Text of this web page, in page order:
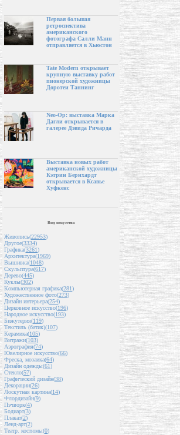
Первая большая
ретроспектива
американского
фотографа Салли Манн
отправляется в Хьюстон
Tate Modern открывает
крупную выставку работ
пионерской художницы
Доротеи Таннинг
Neo-Op: выставка Марка
Дагли открывается в
галерее Дэвида Ричарда
Выставка новых работ
американской художницы
Кэтрин Бернхардт
открывается в Ксавье
Хуфкенс
Вид искусства
Живопись(22953)
Другое(3334)
Графика(3261)
Архитектура(1969)
Вышивка(1048)
Скульптура(617)
Дерево(445)
Куклы(302)
Компьютерная графика(281)
Художественное фото(273)
Дизайн интерьера(254)
Церковное искусство(196)
Народное искусство(193)
Бижутерия(119)
Текстиль (батик)(107)
Керамика(105)
Витражи(103)
Аэрография(74)
Ювелирное искусство(66)
Фреска, мозаика(64)
Дизайн одежды(61)
Стекло(57)
Графический дизайн(38)
Декорации(26)
Лоскутная картина(14)
Флордизайн(9)
Пэчворк(4)
Бодиарт(3)
Плакат(2)
Ленд-арт(2)
Театр. костюмы(0)